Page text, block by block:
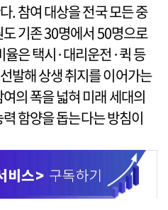
. 참여 대상을 전국 모든 중
기존 30명에서 50명으로
율은 택시·대리운전·퀵 등
발해 상생 취지를 이어가는
의 폭을 넓혀 미래 세대의
함양을 돕는다는 방침이